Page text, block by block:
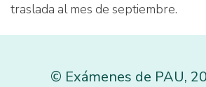
traslada al mes de septiembre.
© Exámenes de PAU,